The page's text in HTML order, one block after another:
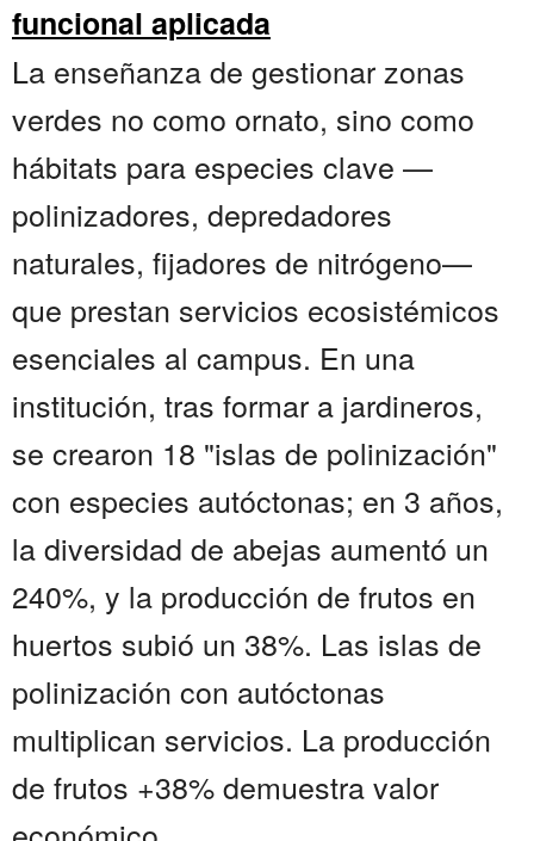
funcional aplicada
La enseñanza de gestionar zonas
verdes no como ornato, sino como
hábitats para especies clave —
polinizadores, depredadores
naturales, fijadores de nitrógeno—
que prestan servicios ecosistémicos
esenciales al campus. En una
institución, tras formar a jardineros,
se crearon 18 "islas de polinización"
con especies autóctonas; en 3 años,
la diversidad de abejas aumentó un
240%, y la producción de frutos en
huertos subió un 38%. Las islas de
polinización con autóctonas
multiplican servicios. La producción
de frutos +38% demuestra valor